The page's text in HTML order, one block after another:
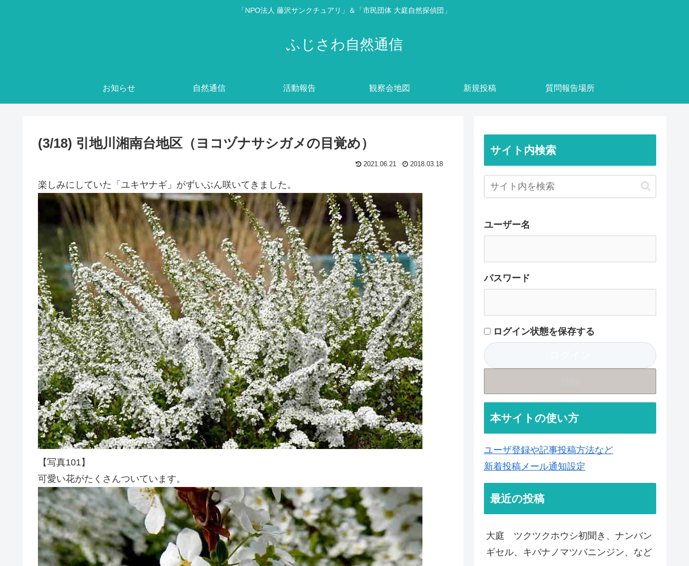
「NPO法人 藤沢サンクチュアリ」＆「市民団体 大庭自然探偵団」
ふじさわ自然通信
お知らせ 自然通信 活動報告 観察会地図 新規投稿 質問報告場所
(3/18) 引地川湘南台地区（ヨコヅナサシガメの目覚め）
2021.06.21 2018.03.18
楽しみにしていた「ユキヤナギ」がずいぶん咲いてきました。
【写真101】
可愛い花がたくさんついています。
サイト内検索
ユーザー名
パスワード
ログイン状態を保存する
本サイトの使い方
ユーザ登録や記事投稿方法など
新着投稿メール通知設定
最近の投稿
大庭 ツクツクホウシ初聞き、ナンバン
ギセル、キバナノマツバニンジン、など